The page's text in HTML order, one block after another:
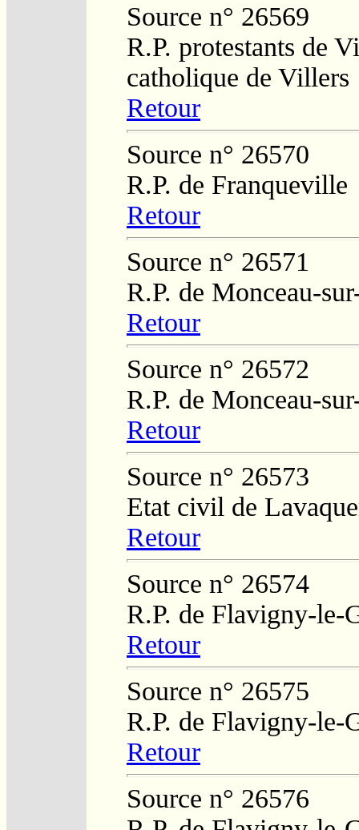
Source n° 26569
R.P. protestants de
catholique de Villers
Retour
Source n° 26570
R.P. de Franqueville
Retour
Source n° 26571
R.P. de Monceau-
Retour
Source n° 26572
R.P. de Monceau-
Retour
Source n° 26573
Etat civil de
Retour
Source n° 26574
R.P. de Flavigny-le-
Retour
Source n° 26575
R.P. de Flavigny-le-
Retour
Source n° 26576